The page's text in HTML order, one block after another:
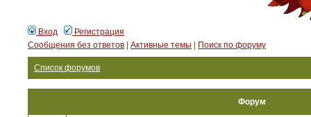
Вход
Регистрация
Сообщения без ответов
Активные темы Поиск по форуму
Список форумов
Форум